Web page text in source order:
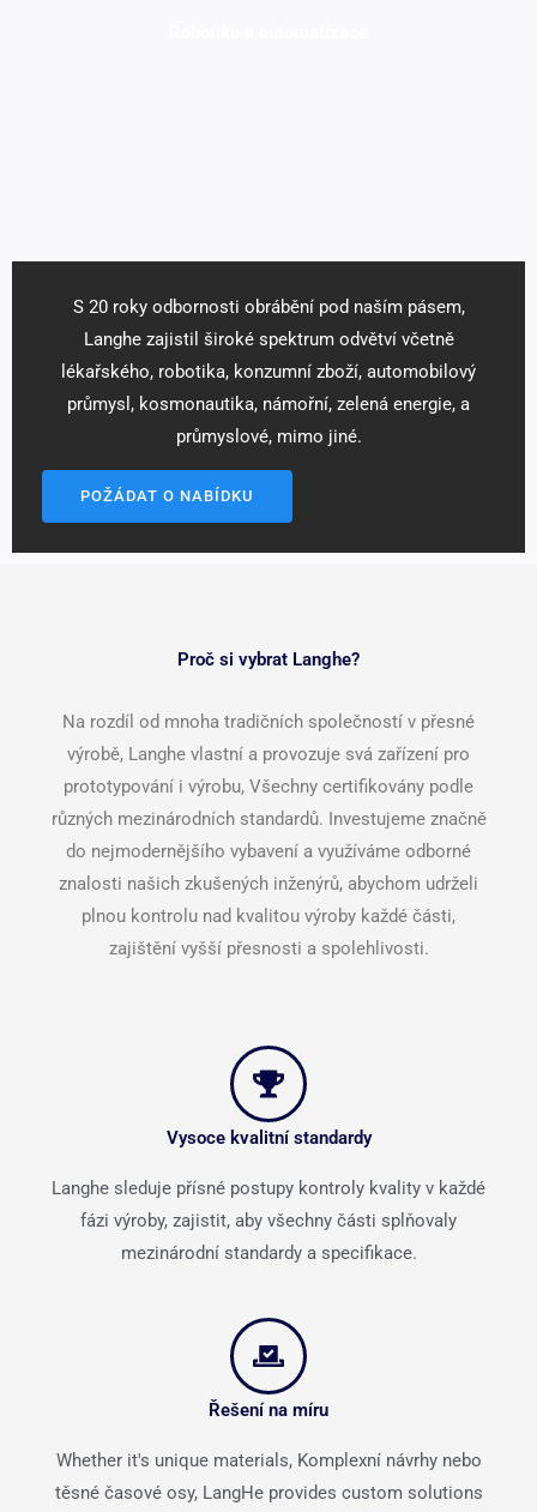
S 20 roky odbornosti obrábění pod naším pásem,
Langhe zajistil široké spektrum odvětví včetně
lékařského, robotika, konzumní zboží, automobilový
průmysl, kosmonautika, námořní, zelená energie, a
průmyslové, mimo jiné.
POŽÁDAT O NABÍDKU
Proč si vybrat Langhe?
Na rozdíl od mnoha tradičních společností v přesné
výrobě, Langhe vlastní a provozuje svá zařízení pro
prototypování i výrobu, Všechny certifikovány podle
různých mezinárodních standardů. Investujeme značně
do nejmodernějšího vybavení a využíváme odborné
znalosti našich zkušených inženýrů, abychom udrželi
plnou kontrolu nad kvalitou výroby každé části,
zajištění vyšší přesnosti a spolehlivosti.
Vysoce kvalitní standardy
Langhe sleduje přísné postupy kontroly kvality v každé
fázi výroby, zajistit, aby všechny části splňovaly
mezinárodní standardy a specifikace.
Řešení na míru
Whether it's unique materials, Komplexní návrhy nebo
těsné časové osy, LangHe provides custom solutions